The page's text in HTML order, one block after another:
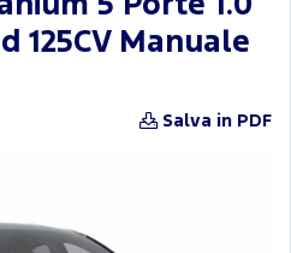
125CV Manuale
Salva in PDF